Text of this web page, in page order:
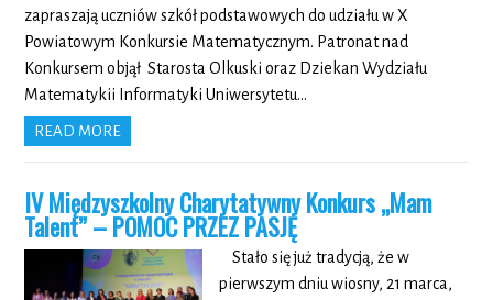
zapraszają uczniów szkół podstawowych do udziału w X
Powiatowym Konkursie Matematycznym. Patronat nad
Konkursem objął Starosta Olkuski oraz Dziekan Wydziału
Matematykii Informatyki Uniwersytetu…
READ MORE
IV Międzyszkolny Charytatywny Konkurs „Mam
Talent” – POMOC PRZEZ PASJĘ
Stało się już tradycją, że w
pierwszym dniu wiosny, 21 marca,